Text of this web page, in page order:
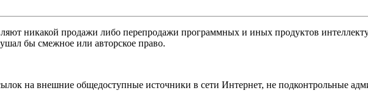
никакой продажи либо перепродажи программных и иных продуктов
бы смежное или авторское право.
на внешние общедоступные источники в сети Интернет, не подконтрольные